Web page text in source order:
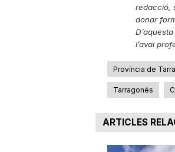
redacció,
donar
l’aval
Província de
Tarragonés
ARTICLES